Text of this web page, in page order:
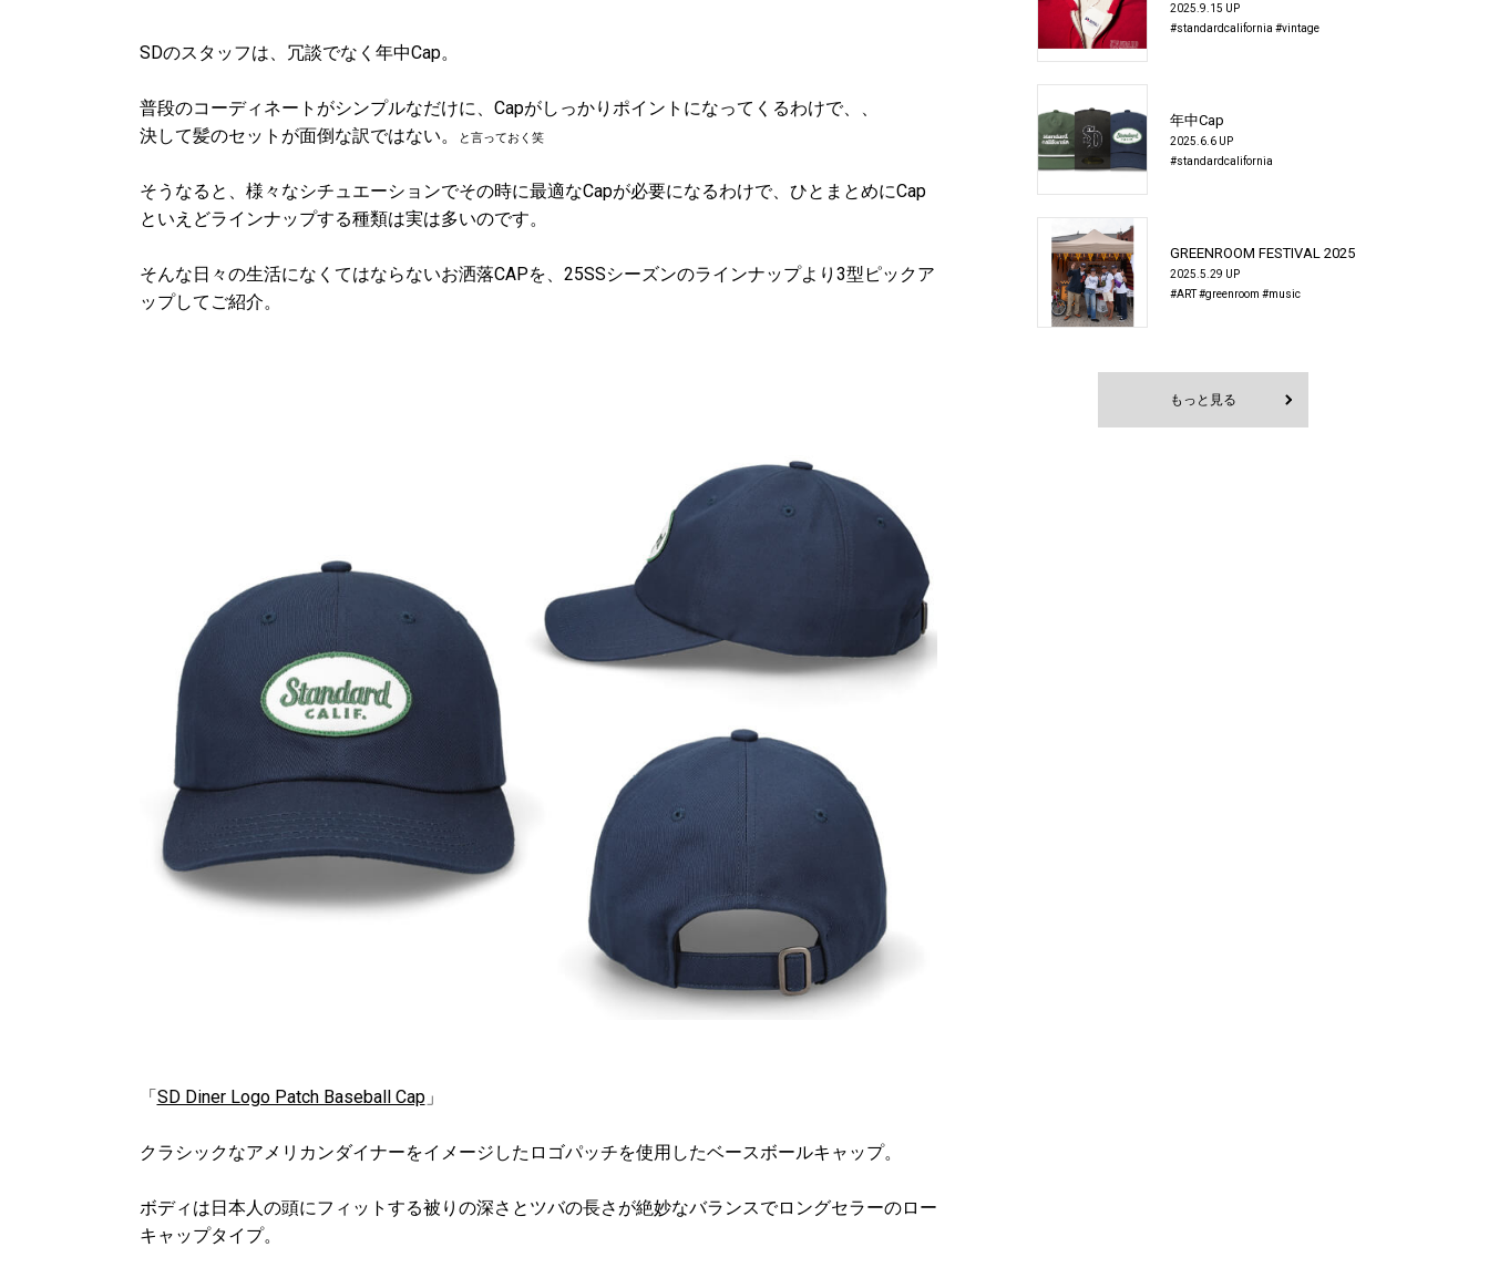
SDのスタッフは、冗談でなく年中Cap。
普段のコーディネートがシンプルなだけに、Capがしっかりポイントになってくるわけで、、
決して髪のセットが面倒な訳ではない。
と言っておく笑
そうなると、様々なシチュエーションでその時に最適なCapが必要になるわけで、ひとまとめにCap
といえどラインナップする種類は実は多いのです。
そんな日々の生活になくてはならないお洒落CAPを、25SSシーズンのラインナップより3型ピックア
ップしてご紹介。
「SD Diner Logo Patch Baseball Cap」
クラシックなアメリカンダイナーをイメージしたロゴパッチを使用したベースボールキャップ。
ボディは日本人の頭にフィットする被りの深さとツバの長さが絶妙なバランスでロングセラーのロー
キャップタイプ。
2025.9.15 UP
#standardcalifornia #vintage
年中Cap
2025.6.6 UP
#standardcalifornia
GREENROOM FESTIVAL 2025
2025.5.29 UP
#ART#greenroom #music
もっと見る